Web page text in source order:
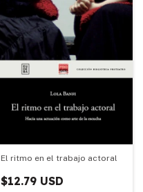
El ritmo en el trabajo actoral
$12.79 USD